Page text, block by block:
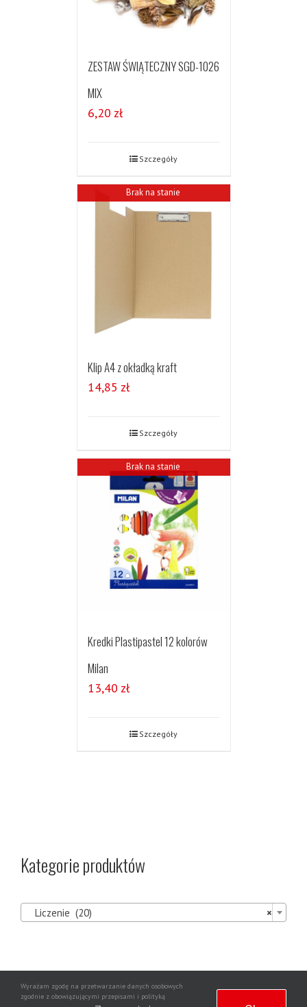
ZESTAW ŚWIĄTECZNY SGD-1026
MIX
6,20 zł
Szczegóły
Brak na stanie
Klip A4 z okładką kraft
14,85 zł
Szczegóły
Brak na stanie
Kredki Plastipastel 12 kolorów
Milan
13,40 zł
Szczegóły
Kategorie produktów
×
Liczenie (20)
Copyright 2020 | Wszelkie prawa zastrzeżone | Wdrożenie strony
Wyrażam zgodę na przetwarzanie danych osobowych
zgodnie z obowiązującymi przepisami i polityką